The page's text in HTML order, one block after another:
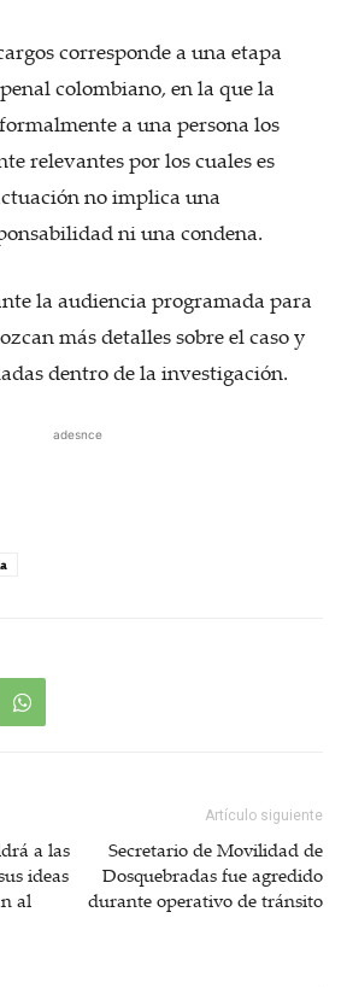
corresponde a una etapa
colombiano, en la que la
a una persona los
relevantes por los cuales es
no implica una
ni una condena.
la audiencia programada para
más detalles sobre el caso y
dentro de la investigación.
adesnce
a las
ideas
al
Artículo siguiente
Secretario de Movilidad de
Dosquebradas fue agredido
durante operativo de tránsito